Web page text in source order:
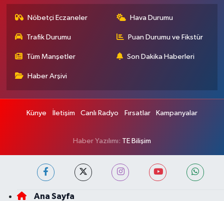
Nöbetçi Eczaneler Hava Durumu
Trafik Durumu Puan Durumu ve Fikstür
Tüm Manşetler Son Dakika Haberleri
Haber Arşivi
Künye İletişim Canlı Radyo Fırsatlar Kampanyalar
Haber Yazılımı: TE Bilişim
Ana Sayfa